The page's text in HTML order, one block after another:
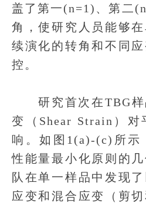
盖了第一(n=1)、第二
角，使研究人员能够
续演化的转角和不同
控。
研究首次在TBG样
变（Shear Strain）对
响。如图1(a)-(c)所示
性能量最小化原则的
队在单一样品中发现
应变和混合应变（剪